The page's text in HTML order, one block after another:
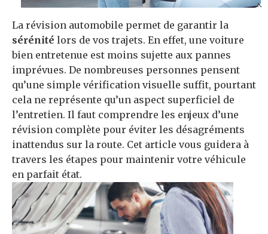
La révision automobile permet de garantir la
sérénité lors de vos trajets. En effet, une voiture
bien entretenue est moins sujette aux pannes
imprévues. De nombreuses personnes pensent
qu’une simple vérification visuelle suffit, pourtant
cela ne représente qu’un aspect superficiel de
l’entretien. Il faut comprendre les enjeux d’une
révision complète pour éviter les désagréments
inattendus sur la route. Cet article vous guidera à
travers les étapes pour maintenir votre véhicule
en parfait état.